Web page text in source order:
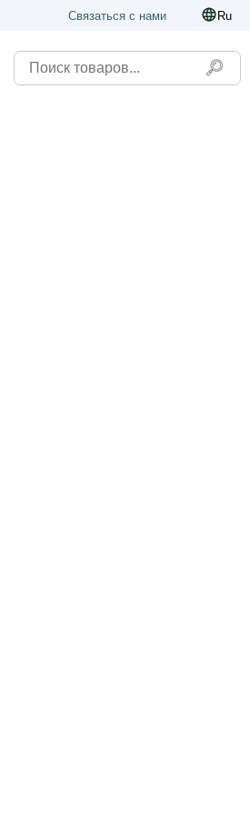
Связаться с нами Ru